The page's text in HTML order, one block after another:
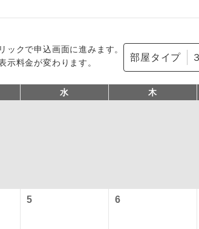
ックで申込画面に進みます。
示料金が変わります。
部屋タイプ
水 木
5 6